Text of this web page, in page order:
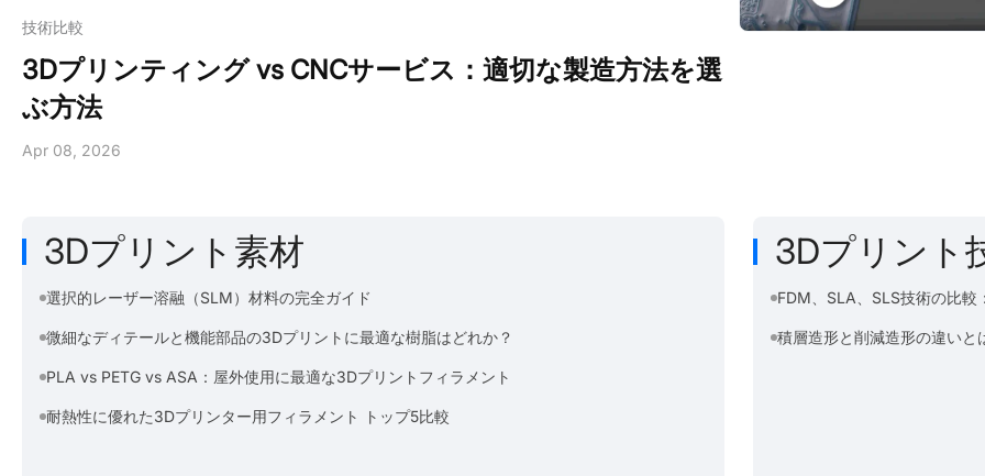
技術比較
3Dプリンティング vs CNCサービス：適切な製造方法を選
ぶ方法
Apr 08, 2026
3Dプリント素材
選択的レーザー溶融（SLM）材料の完全ガイド
微細なディテールと機能部品の3Dプリントに最適な樹脂はどれか？
PLA vs PETG vs ASA：屋外使用に最適な3Dプリントフィラメント
耐熱性に優れた3Dプリンター用フィラメント トップ5比較
3Dプリント
FDM、SLA、SLS技術の比較
積層造形と削減造形の違いと